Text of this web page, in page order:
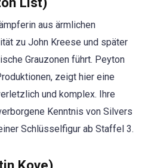
aus ärmlichen
zu John Kreese und später
Grauzonen führt. Peyton
zeigt hier eine
und komplex. Ihre
Kenntnis von Silvers
Schlüsselfigur ab Staffel 3.